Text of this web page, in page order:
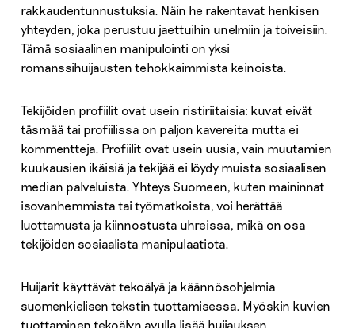
rakkaudentunnustuksia. Näin he rakentavat henkisen
yhteyden, joka perustuu jaettuihin unelmiin ja toiveisiin.
Tämä sosiaalinen manipulointi on yksi
romanssihuijausten tehokkaimmista keinoista.
Tekijöiden profiilit ovat usein ristiriitaisia: kuvat eivät
täsmää tai profiilissa on paljon kavereita mutta ei
kommentteja. Profiilit ovat usein uusia, vain muutamien
kuukausien ikäisiä ja tekijää ei löydy muista sosiaalisen
median palveluista. Yhteys Suomeen, kuten maininnat
isovanhemmista tai työmatkoista, voi herättää
luottamusta ja kiinnostusta uhreissa, mikä on osa
tekijöiden sosiaalista manipulaatiota.
Huijarit käyttävät tekoälyä ja käännösohjelmia
suomenkielisen tekstin tuottamisessa. Myöskin kuvien
tuottaminen tekoälyn avulla lisää huijauksen